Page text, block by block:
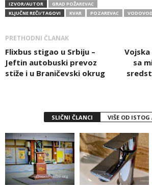
IZVOR/AUTOR
GRAD POŽAREVAC
KLJUČNE REČI/TAGOVI
KVAR POZAREVAC VODOVOD
PRETHODNI ČLANAK
Flixbus stigao u Srbiju –
Jeftin autobuski prevoz
stiže i u Braničevski okrug
sa
SLIČNI ČLANCI VIŠE OD